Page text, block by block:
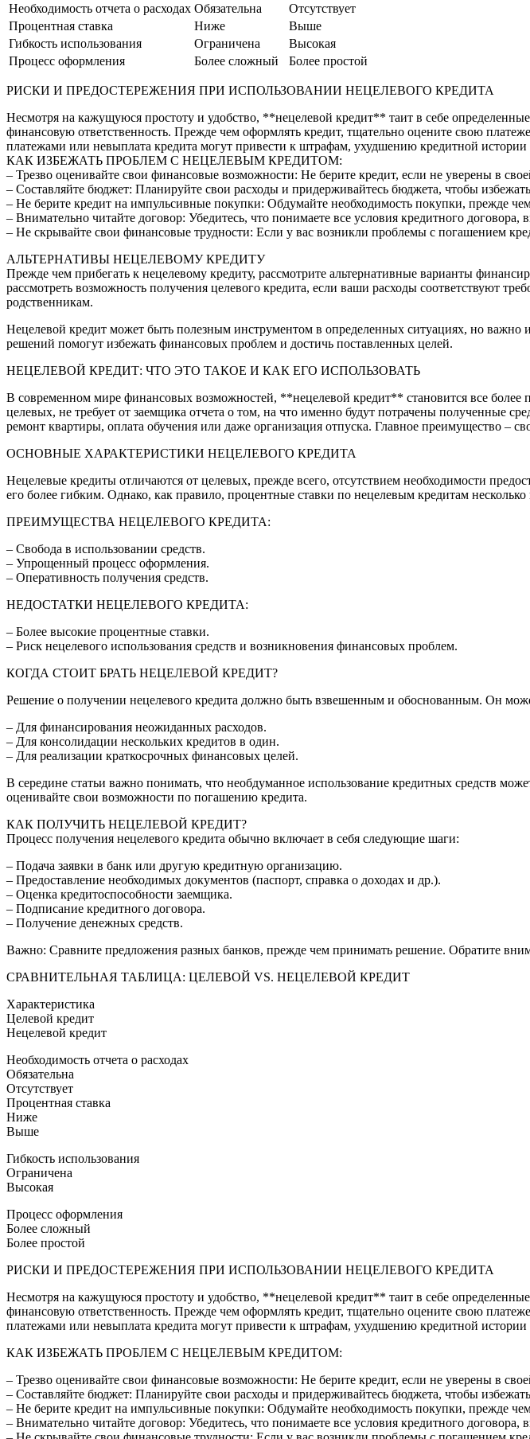
Необходимость отчета о расходах Обязательна
Отсутствует
Процентная ставка
Ниже
Выше
Гибкость использования
Ограничена
Высокая
Процесс оформления
Более сложный Более простой
РИСКИ И ПРЕДОСТЕРЕЖЕНИЯ ПРИ ИСПОЛЬЗОВАНИИ НЕЦЕЛЕВОГО КРЕДИТА
Несмотря на кажущуюся простоту и удобство, **нецелевой кредит** таит в себе
финансовую ответственность. Прежде чем оформлять кредит, тщательно оцените свою
платежами или невыплата кредита могут привести к штрафам, ухудшению кредитной истории
КАК ИЗБЕЖАТЬ ПРОБЛЕМ С НЕЦЕЛЕВЫМ КРЕДИТОМ:
– Трезво оценивайте свои финансовые возможности: Не берите кредит, если не уверены в
– Составляйте бюджет: Планируйте свои расходы и придерживайтесь бюджета, чтобы
– Не берите кредит на импульсивные покупки: Обдумайте необходимость покупки, прежде чем
– Внимательно читайте договор: Убедитесь, что понимаете все условия кредитного
– Не скрывайте свои финансовые трудности: Если у вас возникли проблемы с погашением
АЛЬТЕРНАТИВЫ НЕЦЕЛЕВОМУ КРЕДИТУ
Прежде чем прибегать к нецелевому кредиту, рассмотрите альтернативные варианты
рассмотреть возможность получения целевого кредита, если ваши расходы соответствуют
родственникам.
Нецелевой кредит может быть полезным инструментом в определенных ситуациях, но важно
решений помогут избежать финансовых проблем и достичь поставленных целей.
НЕЦЕЛЕВОЙ КРЕДИТ: ЧТО ЭТО ТАКОЕ И КАК ЕГО ИСПОЛЬЗОВАТЬ
В современном мире финансовых возможностей, **нецелевой кредит** становится все
целевых, не требует от заемщика отчета о том, на что именно будут потрачены полученные
ремонт квартиры, оплата обучения или даже организация отпуска. Главное преимущество –
ОСНОВНЫЕ ХАРАКТЕРИСТИКИ НЕЦЕЛЕВОГО КРЕДИТА
Нецелевые кредиты отличаются от целевых, прежде всего, отсутствием необходимости
его более гибким. Однако, как правило, процентные ставки по нецелевым кредитам
ПРЕИМУЩЕСТВА НЕЦЕЛЕВОГО КРЕДИТА:
– Свобода в использовании средств.
– Упрощенный процесс оформления.
– Оперативность получения средств.
НЕДОСТАТКИ НЕЦЕЛЕВОГО КРЕДИТА:
– Более высокие процентные ставки.
– Риск нецелевого использования средств и возникновения финансовых проблем.
КОГДА СТОИТ БРАТЬ НЕЦЕЛЕВОЙ КРЕДИТ?
Решение о получении нецелевого кредита должно быть взвешенным и обоснованным. Он
– Для финансирования неожиданных расходов.
– Для консолидации нескольких кредитов в один.
– Для реализации краткосрочных финансовых целей.
В середине статьи важно понимать, что необдуманное использование кредитных средств
оценивайте свои возможности по погашению кредита.
КАК ПОЛУЧИТЬ НЕЦЕЛЕВОЙ КРЕДИТ?
Процесс получения нецелевого кредита обычно включает в себя следующие шаги:
– Подача заявки в банк или другую кредитную организацию.
– Предоставление необходимых документов (паспорт, справка о доходах и др.).
– Оценка кредитоспособности заемщика.
– Подписание кредитного договора.
– Получение денежных средств.
Важно: Сравните предложения разных банков, прежде чем принимать решение. Обратите
СРАВНИТЕЛЬНАЯ ТАБЛИЦА: ЦЕЛЕВОЙ VS. НЕЦЕЛЕВОЙ КРЕДИТ
Характеристика
Целевой кредит
Нецелевой кредит
Необходимость отчета о расходах
Обязательна
Отсутствует
Процентная ставка
Ниже
Выше
Гибкость использования
Ограничена
Высокая
Процесс оформления
Более сложный
Более простой
РИСКИ И ПРЕДОСТЕРЕЖЕНИЯ ПРИ ИСПОЛЬЗОВАНИИ НЕЦЕЛЕВОГО КРЕДИТА
Несмотря на кажущуюся простоту и удобство, **нецелевой кредит** таит в себе
финансовую ответственность. Прежде чем оформлять кредит, тщательно оцените свою
платежами или невыплата кредита могут привести к штрафам, ухудшению кредитной истории
КАК ИЗБЕЖАТЬ ПРОБЛЕМ С НЕЦЕЛЕВЫМ КРЕДИТОМ:
– Трезво оценивайте свои финансовые возможности: Не берите кредит, если не уверены в
– Составляйте бюджет: Планируйте свои расходы и придерживайтесь бюджета, чтобы
– Не берите кредит на импульсивные покупки: Обдумайте необходимость покупки, прежде чем
– Внимательно читайте договор: Убедитесь, что понимаете все условия кредитного